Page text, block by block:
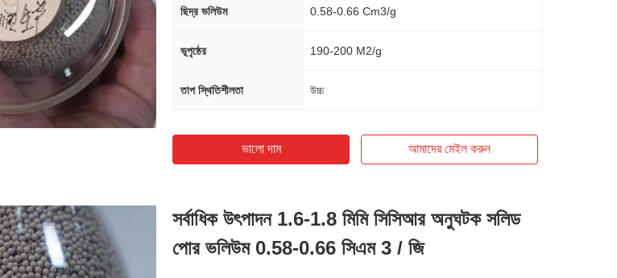
ছিদ্র ভলিউম 0.58-0.66 Cm3/g
ভূপৃষ্ঠের 190-200 M2/g
তাপ স্থিতিশীলতা উচ্চ
ভালো দাম আমাদের মেইল ​​করুন
সর্বাধিক উৎপাদন 1.6-1.8 মিমি সিসিআর অনুঘটক সলিড
পোর ভলিউম 0.58-0.66 সিএম 3 / জি